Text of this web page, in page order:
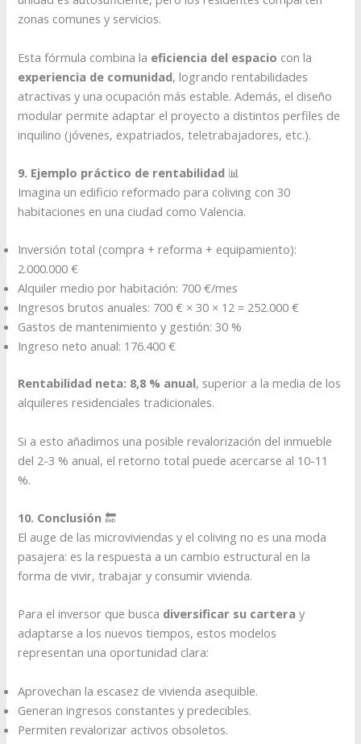
zonas comunes y servicios.
Esta fórmula combina la eficiencia del espacio con la
experiencia de comunidad, logrando rentabilidades
atractivas y una ocupación más estable. Además, el diseño
modular permite adaptar el proyecto a distintos perfiles de
inquilino (jóvenes, expatriados, teletrabajadores, etc.).
9. Ejemplo práctico de rentabilidad 📊
Imagina un edificio reformado para coliving con 30
habitaciones en una ciudad como Valencia.
Inversión total (compra + reforma + equipamiento):
2.000.000 €
Alquiler medio por habitación: 700 €/mes
Ingresos brutos anuales: 700 € × 30 × 12 = 252.000 €
Gastos de mantenimiento y gestión: 30 %
Ingreso neto anual: 176.400 €
Rentabilidad neta: 8,8 % anual, superior a la media de los
alquileres residenciales tradicionales.
Si a esto añadimos una posible revalorización del inmueble
del 2-3 % anual, el retorno total puede acercarse al 10-11
%.
10. Conclusión 🔚
El auge de las microviviendas y el coliving no es una moda
pasajera: es la respuesta a un cambio estructural en la
forma de vivir, trabajar y consumir vivienda.
Para el inversor que busca diversificar su cartera y
adaptarse a los nuevos tiempos, estos modelos
representan una oportunidad clara:
Aprovechan la escasez de vivienda asequible.
Generan ingresos constantes y predecibles.
Permiten revalorizar activos obsoletos.